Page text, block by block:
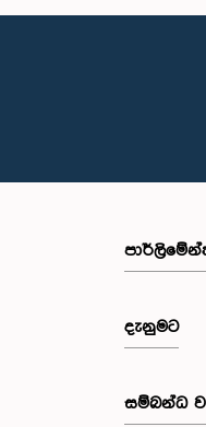
දැනුමට
සම්බන්ධ